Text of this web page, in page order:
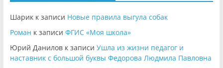
Шарикк записи Новые правила выгула собак
Роман к записи ФГИС «Моя школа»
Юрий Даниловк записи Ушла из жизни педагог и
наставник с большой буквы Федорова Людмила Павловна